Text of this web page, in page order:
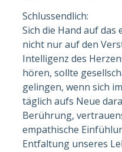
Schlussendlich:
Sich die Hand auf das
nicht nur auf den
Intelligenz des
hören, sollte
gelingen, wenn sich
täglich aufs Neue
Berührung,
empathische
Entfaltung unseres